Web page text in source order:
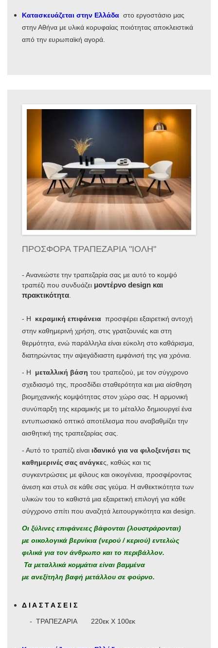
Κατασκευάζεται στην Ελλάδα στο εργοστάσιο μας
στην Αθήνα με υλικά κορυφαίας ποιότητας αποκλειστικά
από την ευρωπαϊκή αγορά.
ΠΡΟΣΦΟΡΑ ΤΡΑΠΕΖΑΡΙΑ "ΙΟΛΗ"
- Ανανεώστε την τραπεζαρία σας με αυτό το κομψό
τραπέζι που συνδυάζει μοντέρνο design και
πρακτικότητα.
- Η κεραμική επιφάνεια προσφέρει εξαιρετική αντοχή
στην καθημερινή χρήση, στις γρατζουνιές και στη
θερμότητα, ενώ παράλληλα είναι εύκολη στο καθάρισμα,
διατηρώντας την αψεγάδιαστη εμφάνισή της για χρόνια.
- Η μεταλλική βάση του τραπεζιού, με τον σύγχρονο
σχεδιασμό της, προσδίδει σταθερότητα και μια αίσθηση
βιομηχανικής κομψότητας στον χώρο σας. Η αρμονική
συνύπαρξη της κεραμικής με το μέταλλο δημιουργεί ένα
εντυπωσιακό οπτικό αποτέλεσμα που αναβαθμίζει την
αισθητική της τραπεζαρίας σας.
- Αυτό το τραπέζι είναι ιδανικό για να φιλοξενήσει τις
καθημερινές σας ανάγκες, καθώς και τις
συγκεντρώσεις με φίλους και οικογένεια, προσφέροντας
άνεση και στυλ σε κάθε σας γεύμα. Η ανθεκτικότητα των
υλικών του το καθιστά μια εξαιρετική επιλογή για κάθε
σύγχρονο σπίτι που αναζητά λειτουργικότητα και design.
Οι ξύλινες επιφάνειες βάφονται (λουστράρονται)
με οικολογικά βερνίκια (νερού / κεριού) εντελώς
φιλικά για τον άνθρωπο και το περιβάλλον.
Τα μεταλλικά κομμάτια είναι βαμμένα
με ανεξίτηλη βαφή μετάλλου σε φούρνο.
Δ Ι Α Σ Τ Α Σ Ε Ι Σ
- ΤΡΑΠΕΖΑΡΙΑ 220εκ Χ 100εκ